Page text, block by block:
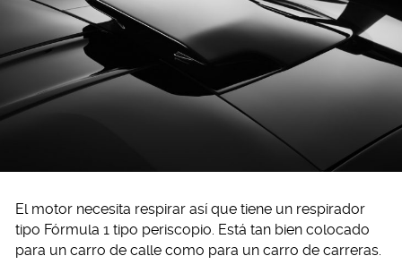
El motor necesita respirar así que tiene un respirador
tipo Fórmula 1 tipo periscopio. Está tan bien colocado
para un carro de calle como para un carro de carreras.